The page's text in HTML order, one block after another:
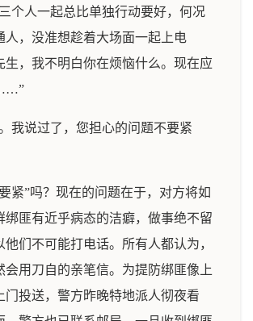
个人一起总比单独行动要好，何况
人，没准想趁着大场面一起上电
，我不明白你在烦恼什么。现在应
我说过了，您担心的问题不要紧
紧”吗？现在的问题在于，对方将如
绑匪有近乎病态的洁癖，做事绝不留
们不可能打电话。所有人都认为，
会用刀自的亲笔信。为提防绑匪像上
门投送，警方昨晚特地派人彻夜看